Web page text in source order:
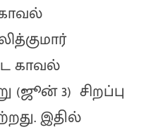
காவல்
3) சிறப்பு
இதில்